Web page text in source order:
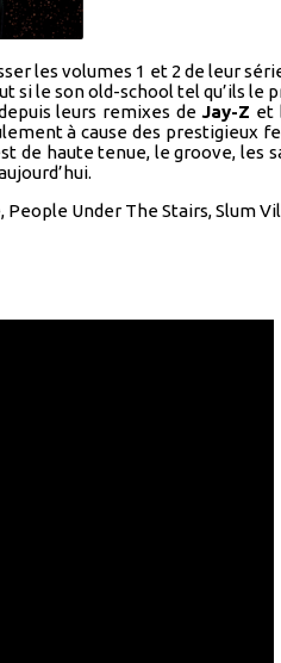
les volumes 1 et 2 de leur
si le son old-school tel qu’ils le
leurs remixes de Jay-Z et
à cause des prestigieux
de haute tenue, le groove,
Under The Stairs, Slum